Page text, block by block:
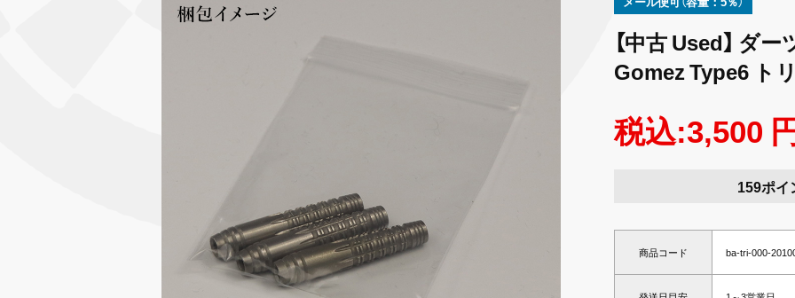
【中古 Used】 ダ
Gomez Type6 ト
税込:3,500
159ポイ
商品コード ba-tri-000-